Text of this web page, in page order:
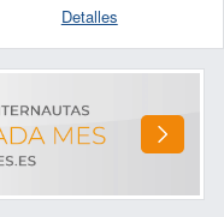
Detalles